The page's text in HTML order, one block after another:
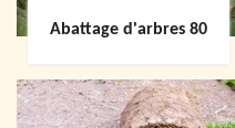
Abattage d'arbres 80